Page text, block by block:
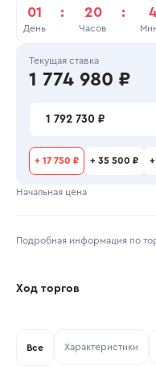
01
День
: 20
Часов
:
Текущая ставка
1 774 980 ₽
1 792 730 ₽
+ 17 750 ₽ + 35 500 ₽ +
Начальная цена
Подробная информация по
Тип аукциона:
Ход торгов
Все Характеристики